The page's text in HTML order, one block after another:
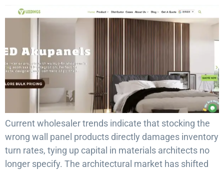
Current wholesaler trends indicate that stocking the
wrong wall panel products directly damages inventory
turn rates, tying up capital in materials architects no
longer specify. The architectural market has shifted